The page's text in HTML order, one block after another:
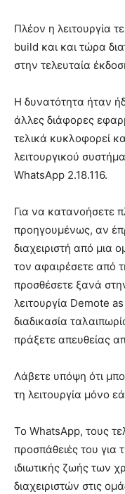
Πλέον η λειτουργία
build και και τώρα
στην τελευταία
Η δυνατότητα ήταν
άλλες διάφορες
τελικά κυκλοφορεί
λειτουργικού
WhatsApp 2.18.116.
Για να κατανοήσετε
προηγουμένως, αν
διαχειριστή από μια
τον αφαιρέσετε από
προσθέσετε ξανά
λειτουργία Demote
διαδικασία
πράξετε απευθείας
Λάβετε υπόψη ότι
τη λειτουργία μόνο
Το WhatsApp, τους
προσπάθειές του για
ιδιωτικής ζωής των
διαχειριστών στις